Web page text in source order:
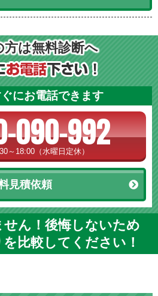
方は無料診断へ
にお電話できます
090-992
～18:00（水曜日定休）
見積依頼
ん！後悔しないため
比較してください！